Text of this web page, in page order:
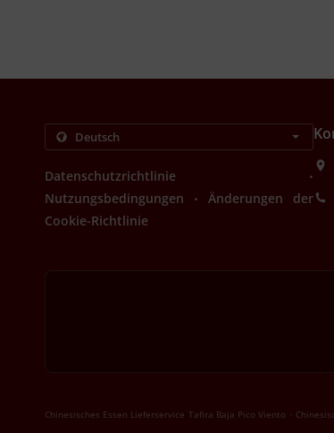
Datenschutzrichtlinie .
Nutzungsbedingungen .
Änderungen der
Cookie-Richtlinie
Chinesisches Essen Lieferservice Tafira Baja Pico Viento .